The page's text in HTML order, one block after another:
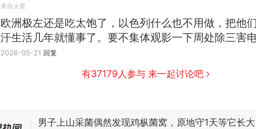
来自火星
欧洲极左还是吃太饱了，以色列什么也不用做，把他
汗生活几年就懂事了。要不集体观影一下周处除三害
2026-05-21 回复
有37179人参与 来一起讨论吧
热 那个在床头放菜刀的女孩，因老师一句“跟我回家”
新 制裁瓜子饺子，美国怕什么？
费大厨“全国小炒肉大王”称号，仅凭视频评出？中国
美国渔民钓获鲨鱼徒手将其拽回大海 目击者直呼震